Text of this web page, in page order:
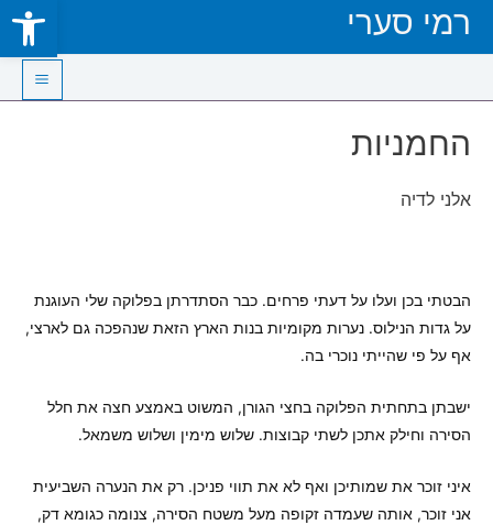
Open toolbar
Skip
רמי סערי
Main
החמניות
אלני לדיה
הבטתי בכן ועלו על דעתי פרחים. כבר הסתדרתן בפלוקה שלי העוגנת
על גדות הנילוס. נערות מקומיות בנות הארץ הזאת שנהפכה גם לארצי,
אף על פי שהייתי נוכרי בה.
ישבתן בתחתית הפלוקה בחצי הגורן, המשוט באמצע חצה את חלל
הסירה וחילק אתכן לשתי קבוצות. שלוש מימין ושלוש משמאל.
איני זוכר את שמותיכן ואף לא את תווי פניכן. רק את הנערה השביעית
אני זוכר, אותה שעמדה זקופה מעל משטח הסירה, צנומה כגומא דק,